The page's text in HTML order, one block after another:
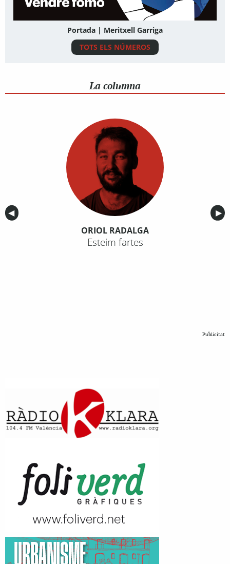
Portada | Meritxell Garriga
TOTS ELS NÚMEROS
La columna
Anterior
◀︎ ▶︎
ORIOL RADALGA
Esteim fartes
Publicitat